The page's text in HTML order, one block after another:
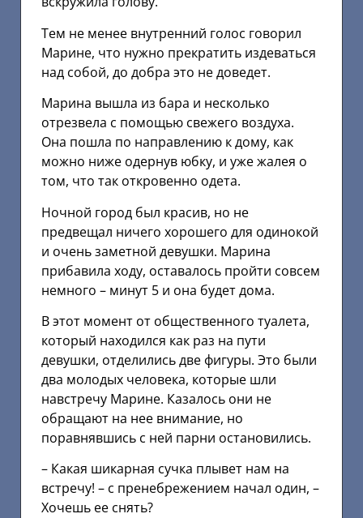
Тем не менее внутренний голос говорил
Марине, что нужно прекратить издеваться
над собой, до добра это не доведет.
Марина вышла из бара и несколько
отрезвела с помощью свежего воздуха.
Она пошла по направлению к дому, как
можно ниже одернув юбку, и уже жалея о
том, что так откровенно одета.
Ночной город был красив, но не
предвещал ничего хорошего для одинокой
и очень заметной девушки. Марина
прибавила ходу, оставалось пройти совсем
немного – минут 5 и она будет дома.
В этот момент от общественного туалета,
который находился как раз на пути
девушки, отделились две фигуры. Это были
два молодых человека, которые шли
навстречу Марине. Казалось они не
обращают на нее внимание, но
поравнявшись с ней парни остановились.
– Какая шикарная сучка плывет нам на
встречу! – с пренебрежением начал один, –
Хочешь ее снять?